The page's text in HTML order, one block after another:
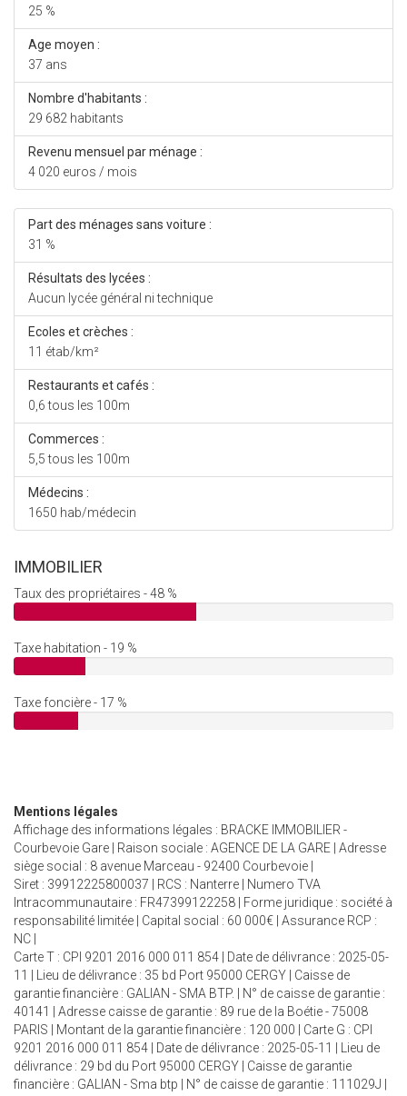
25 %
Age moyen :
37 ans
Nombre d'habitants :
29 682 habitants
Revenu mensuel par ménage :
4 020 euros / mois
Part des ménages sans voiture :
31 %
Résultats des lycées :
Aucun lycée général ni technique
Ecoles et crèches :
11 étab/km²
Restaurants et cafés :
0,6 tous les 100m
Commerces :
5,5 tous les 100m
Médecins :
1650 hab/médecin
IMMOBILIER
Taux des propriétaires - 48 %
Taxe habitation - 19 %
Taxe foncière - 17 %
Mentions légales
Affichage des informations légales : BRACKE IMMOBILIER -
Courbevoie Gare | Raison sociale : AGENCE DE LA GARE | Adresse
siège social : 8 avenue Marceau - 92400 Courbevoie |
Siret : 39912225800037 | RCS : Nanterre | Numero TVA
Intracommunautaire : FR47399122258 | Forme juridique : société à
responsabilité limitée | Capital social : 60 000€ | Assurance RCP :
NC |
Carte T : CPI 9201 2016 000 011 854 | Date de délivrance : 2025-05-
11 | Lieu de délivrance : 35 bd Port 95000 CERGY | Caisse de
garantie financière : GALIAN - SMA BTP. | N° de caisse de garantie :
40141 | Adresse caisse de garantie : 89 rue de la Boétie - 75008
PARIS | Montant de la garantie financière : 120 000 | Carte G : CPI
9201 2016 000 011 854 | Date de délivrance : 2025-05-11 | Lieu de
délivrance : 29 bd du Port 95000 CERGY | Caisse de garantie
financière : GALIAN - Sma btp | N° de caisse de garantie : 111029J |